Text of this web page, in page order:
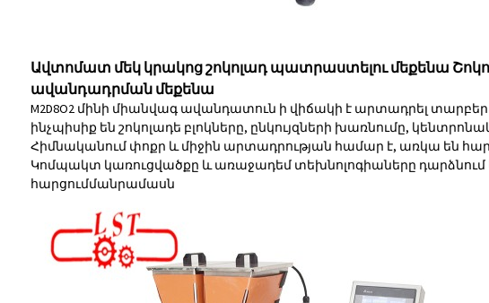
Ավտոմատ մեկ կրակոց շոկոլադ պատրաստելու մեքենա
ավանդադրման մեքենա
M2D8O2 մինի միանվագ ավանդատուն ի վիճակի է արտադրել
ինչպիսիք են շոկոլադե բլոկները, ընկույզների խառնումը,
Հիմնականում փոքր և միջին արտադրության համար է, առկա են
Կոմպակտ կառուցվածքը և առաջադեմ տեխնոլոգիաները
հարցումմանրամասն